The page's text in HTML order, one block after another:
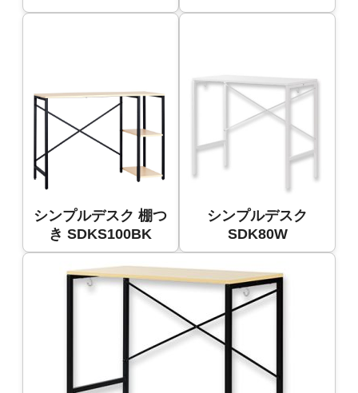
シンプルデスク 棚つ
き SDKS100BK
シンプルデスク
SDK80W